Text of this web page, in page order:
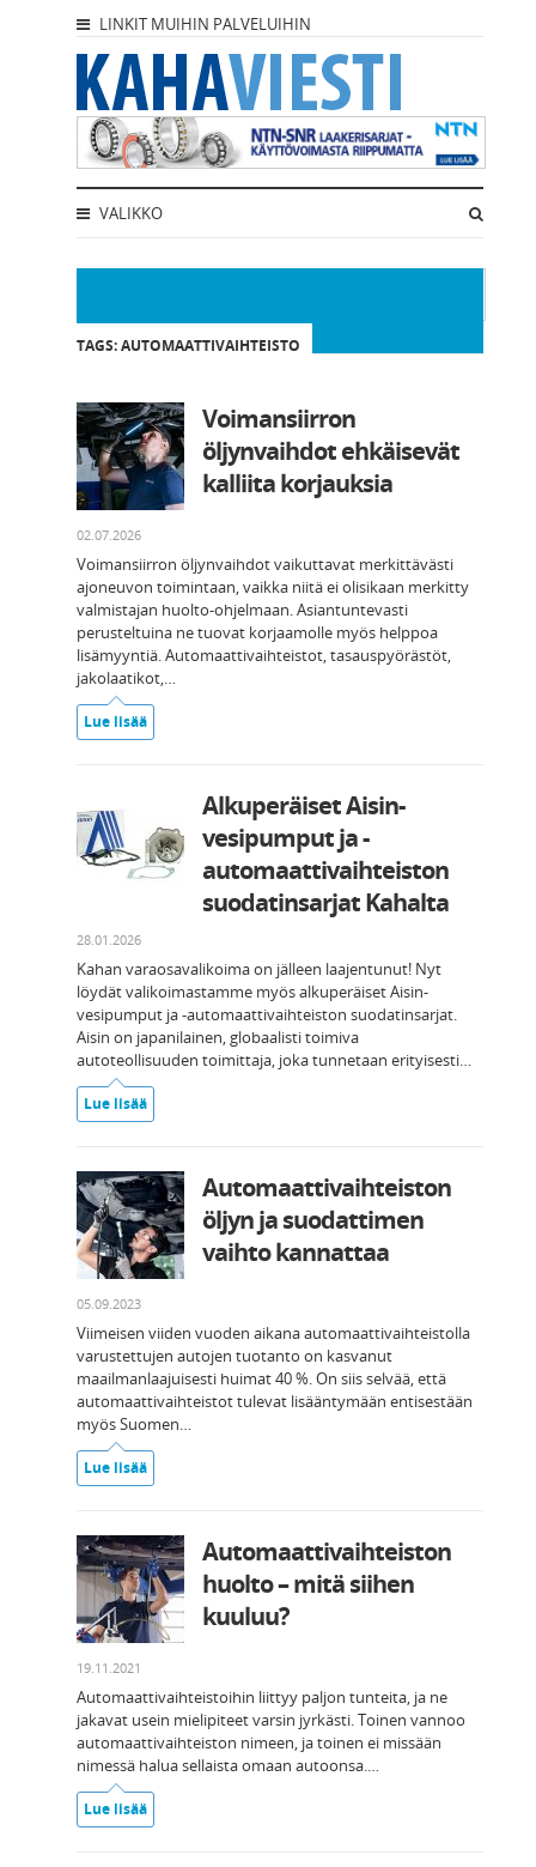
LINKIT MUIHIN PALVELUIHIN
VALIKKO
TAGS: AUTOMAATTIVAIHTEISTO
Voimansiirron
öljynvaihdot ehkäisevät
kalliita korjauksia
02.07.2026
Voimansiirron öljynvaihdot vaikuttavat merkittävästi
ajoneuvon toimintaan, vaikka niitä ei olisikaan merkitty
valmistajan huolto-ohjelmaan. Asiantuntevasti
perusteltuina ne tuovat korjaamolle myös helppoa
lisämyyntiä. Automaattivaihteistot, tasauspyörästöt,
jakolaatikot,…
Lue lisää
Alkuperäiset Aisin-
vesipumput ja -
automaattivaihteiston
suodatinsarjat Kahalta
28.01.2026
Kahan varaosavalikoima on jälleen laajentunut! Nyt
löydät valikoimastamme myös alkuperäiset Aisin-
vesipumput ja -automaattivaihteiston suodatinsarjat.
Aisin on japanilainen, globaalisti toimiva
autoteollisuuden toimittaja, joka tunnetaan erityisesti…
Lue lisää
Automaattivaihteiston
öljyn ja suodattimen
vaihto kannattaa
05.09.2023
Viimeisen viiden vuoden aikana automaattivaihteistolla
varustettujen autojen tuotanto on kasvanut
maailmanlaajuisesti huimat 40 %. On siis selvää, että
automaattivaihteistot tulevat lisääntymään entisestään
myös Suomen…
Lue lisää
Automaattivaihteiston
huolto – mitä siihen
kuuluu?
19.11.2021
Automaattivaihteistoihin liittyy paljon tunteita, ja ne
jakavat usein mielipiteet varsin jyrkästi. Toinen vannoo
automaattivaihteiston nimeen, ja toinen ei missään
nimessä halua sellaista omaan autoonsa.…
Lue lisää